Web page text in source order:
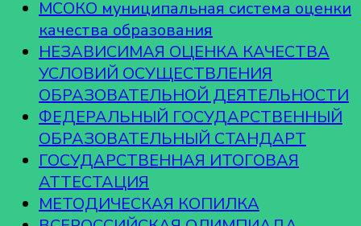
МСОКО муниципальная система оценки
качества образования
НЕЗАВИСИМАЯ ОЦЕНКА КАЧЕСТВА
УСЛОВИЙ ОСУЩЕСТВЛЕНИЯ
ОБРАЗОВАТЕЛЬНОЙ ДЕЯТЕЛЬНОСТИ
ФЕДЕРАЛЬНЫЙ ГОСУДАРСТВЕННЫЙ
ОБРАЗОВАТЕЛЬНЫЙ СТАНДАРТ
ГОСУДАРСТВЕННАЯ ИТОГОВАЯ
АТТЕСТАЦИЯ
МЕТОДИЧЕСКАЯ КОПИЛКА